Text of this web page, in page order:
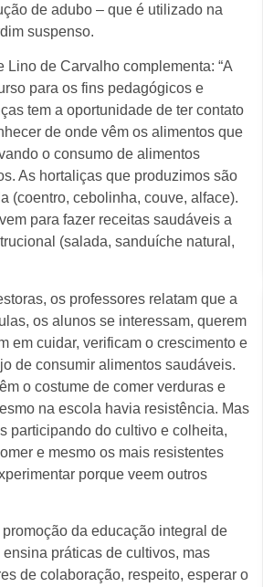
de adubo – que é utilizado na
suspenso.
Lino de Carvalho complementa: “A
para os fins pedagógicos e
tem a oportunidade de ter contato
de onde vêm os alimentos que
o consumo de alimentos
As hortaliças que produzimos são
(coentro, cebolinha, couve, alface).
para fazer receitas saudáveis a
(salada, sanduíche natural,
os professores relatam que a
os alunos se interessam, querem
em cuidar, verificam o crescimento e
de consumir alimentos saudáveis.
o costume de comer verduras e
na escola havia resistência. Mas
participando do cultivo e colheita,
e mesmo os mais resistentes
porque veem outros
da educação integral de
práticas de cultivos, mas
de colaboração, respeito, esperar o